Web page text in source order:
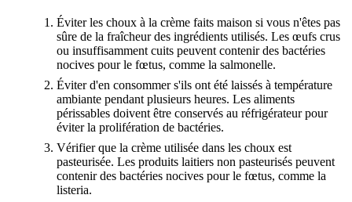
Éviter les choux à la crème faits maison si vous n'êtes pas
sûre de la fraîcheur des ingrédients utilisés. Les œufs crus
ou insuffisamment cuits peuvent contenir des bactéries
nocives pour le fœtus, comme la salmonelle.
Éviter d'en consommer s'ils ont été laissés à température
ambiante pendant plusieurs heures. Les aliments
périssables doivent être conservés au réfrigérateur pour
éviter la prolifération de bactéries.
Vérifier que la crème utilisée dans les choux est
pasteurisée. Les produits laitiers non pasteurisés peuvent
contenir des bactéries nocives pour le fœtus, comme la
listeria.